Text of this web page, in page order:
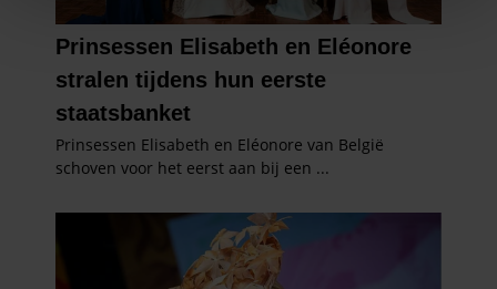
We gebruiken cookies om content en advertenties te
personaliseren, om functies voor social media te bieden
informatie over uw gebruik van onze site met onze
partners voor social media, adverteren en analyse. Deze
partners kunnen deze gegevens combineren met andere
informatie die u aan ze heeft verstrekt of die ze hebben
gaat akkoord met onze cookies als u onze website blijft